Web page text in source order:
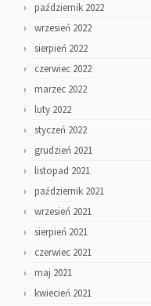
październik 2022
wrzesień 2022
sierpień 2022
czerwiec 2022
marzec 2022
luty 2022
styczeń 2022
grudzień 2021
listopad 2021
październik 2021
wrzesień 2021
sierpień 2021
czerwiec 2021
maj 2021
kwiecień 2021